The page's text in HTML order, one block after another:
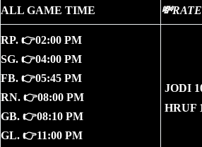
ALL GAME TIME
RP. 👉02:00 PM
SG. 👉04:00 PM
FB. 👉05:45 PM
RN. 👉08:00 PM
GB. 👉08:10 PM
GL. 👉11:00 PM
JODI
HRUF